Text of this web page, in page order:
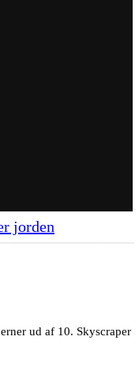
jorden
ud af 10. Skyscraper